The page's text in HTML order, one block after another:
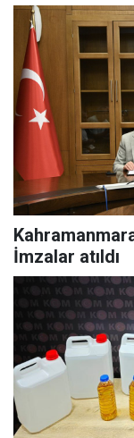
İmzalar atıldı